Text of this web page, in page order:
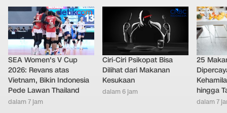
SEA Women's V Cup
2026: Revans atas
Vietnam, Bikin Indonesia
Pede Lawan Thailand
dalam 7 jam
Ciri-Ciri Psikopat Bisa
Dilihat dari Makanan
Kesukaan
dalam 6 jam
25
hingga
dalam 7